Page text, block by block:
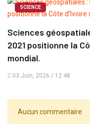
SCIENCE
Sciences
2021 positionne la
mondial.
03 Juin, 2026 / 12:48
Aucun commentaire